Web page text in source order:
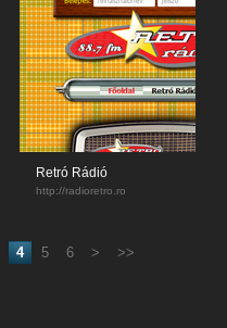
Retró Rádió
http://radioretro.ro
4 5 6 > >>